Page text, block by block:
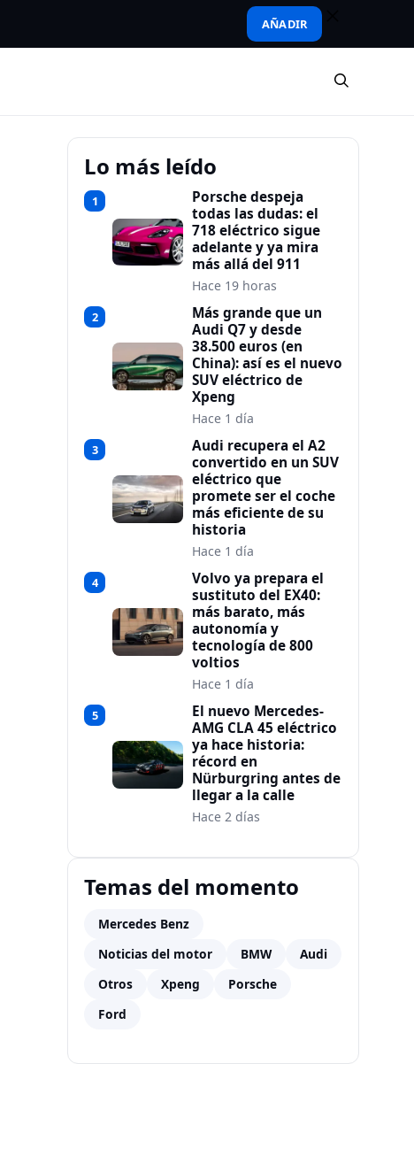
AÑADIR
Lo más leído
1
Porsche despeja
todas las dudas: el
718 eléctrico sigue
adelante y ya mira
más allá del 911
Hace 19 horas
2
Más grande que un
Audi Q7 y desde
38.500 euros (en
China): así es el nuevo
SUV eléctrico de
Xpeng
Hace 1 día
3
Audi recupera el A2
convertido en un SUV
eléctrico que
promete ser el coche
más eficiente de su
historia
Hace 1 día
4
Volvo ya prepara el
sustituto del EX40:
más barato, más
autonomía y
tecnología de 800
voltios
Hace 1 día
5
El nuevo Mercedes-
AMG CLA 45 eléctrico
ya hace historia:
récord en
Nürburgring antes de
llegar a la calle
Hace 2 días
Temas del momento
Mercedes Benz
Noticias del motor
BMW
Audi
Otros
Xpeng
Porsche
Ford